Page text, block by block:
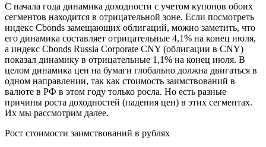
С начала года динамика доходности с учетом купонов обоих
сегментов находится в отрицательной зоне. Если посмотреть
индекс Cbonds замещающих облигаций, можно заметить, что
его динамика составляет отрицательные 4,1% на конец июля,
а индекс Cbonds Russia Corporate CNY (облигации в CNY)
показал динамику в отрицательные 1,1% на конец июля. В
целом динамика цен на бумаги глобально должна двигаться в
одном направлении, так как стоимость заимствований в
валюте в РФ в этом году только росла. Но есть разные
причины роста доходностей (падения цен) в этих сегментах.
Их мы рассмотрим далее.
Рост стоимости заимствований в рублях